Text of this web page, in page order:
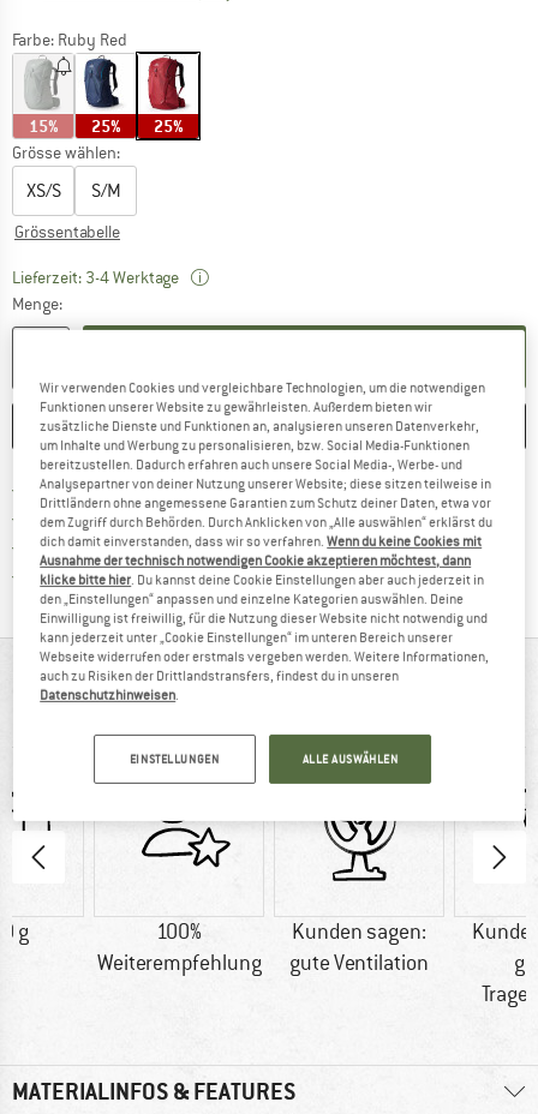
Farbe: Ruby Red
15% 25% 25%
Grösse wählen:
XS/S S/M
Grössentabelle
Lieferzeit: 3-4 Werktage
Menge:
MERKEN VERGLEICHEN
Portofrei ab CHF 100 (CH)Finde mehr Informationen zu den
100 Tage RückgaberechtGehe hier zu den Rückgabe-
Kauf auf RechnungFinde die Zahlungs-Infos hier! Öffnet
Trusted Shops KäuferschutzFinde alle Infos hier!
AUF EINEN BLICK
g
100%
Weiterempfehlung
Kunden sagen:
gute Ventilation
MATERIALINFOS & FEATURES
Wir verwenden Cookies und vergleichbare Technologien, um die notwendigen
Funktionen unserer Website zu gewährleisten. Außerdem bieten wir
zusätzliche Dienste und Funktionen an, analysieren unseren Datenverkehr,
um Inhalte und Werbung zu personalisieren, bzw. Social Media-Funktionen
bereitzustellen. Dadurch erfahren auch unsere Social Media-, Werbe- und
Analysepartner von deiner Nutzung unserer Website; diese sitzen teilweise in
Drittländern ohne angemessene Garantien zum Schutz deiner Daten, etwa vor
dem Zugriff durch Behörden. Durch Anklicken von „Alle auswählen“ erklärst du
dich damit einverstanden, dass wir so verfahren.Wenn du keine Cookies mit
Ausnahme der technisch notwendigen Cookie akzeptieren möchtest, dann
klicke bitte hier. Du kannst deine Cookie Einstellungen aber auch jederzeit in
den „Einstellungen“ anpassen und einzelne Kategorien auswählen. Deine
Einwilligung ist freiwillig, für die Nutzung dieser Website nicht notwendig und
kann jederzeit unter „Cookie Einstellungen“ im unteren Bereich unserer
Webseite widerrufen oder erstmals vergeben werden. Weitere Informationen,
auch zu Risiken der Drittlandstransfers, findest du in unseren
Datenschutzhinweisen.
EINSTELLUNGEN ALLE AUSWÄHLEN